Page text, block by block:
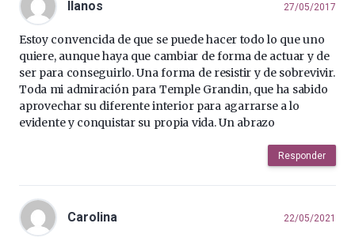
llanos 27/05/2017
Estoy convencida de que se puede hacer todo lo que uno
quiere, aunque haya que cambiar de forma de actuar y de
ser para conseguirlo. Una forma de resistir y de sobrevivir.
Toda mi admiración para Temple Grandin, que ha sabido
aprovechar su diferente interior para agarrarse a lo
evidente y conquistar su propia vida. Un abrazo
Responder
Carolina 22/05/2021